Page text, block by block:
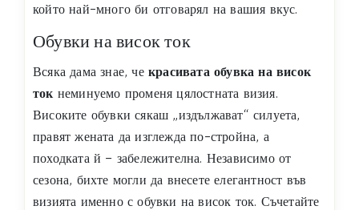
който най-много би отговарял на вашия вкус.
Обувки на висок ток
Всяка дама знае, че красивата обувка на висок
токнеминуемо променя цялостната визия.
Високите обувки сякаш „издължават“ силуета,
правят жената да изглежда по-стройна, а
походката й – забележителна. Независимо от
сезона, бихте могли да внесете елегантност във
визията именно с обувки на висок ток. Съчетайте